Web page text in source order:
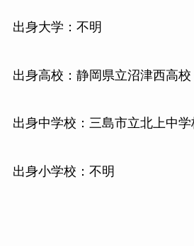
出身大学：不明
出身高校：静岡県立沼津西高
出身中学校：三島市立北上中学
出身小学校：不明